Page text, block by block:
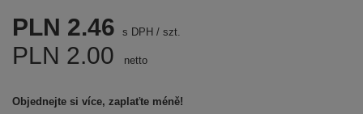
PLN 2.46 s DPH / szt.
PLN 2.00 netto
Objednejte si více, zaplaťte méně!